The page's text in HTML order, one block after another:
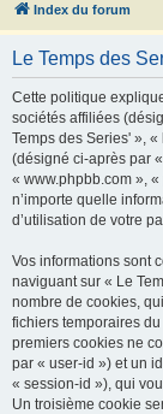
Index du forum
Le Temps des
Cette politique
sociétés affiliées
Temps des Series' »,
(désigné ci-après par
« www.phpbb.com »,
n’importe quelle
d’utilisation de votre
Vos informations sont
naviguant sur « Le
nombre de cookies,
fichiers temporaires
premiers cookies ne
par « user-id ») et un
« session-id »), qui
Un troisième cookie